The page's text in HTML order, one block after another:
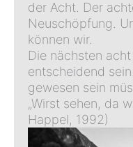
der Acht. Der
Neuschöpfung.
können wir.
Die nächsten
entscheidend
gewesen sein
„Wirst sehen, da
Happel, 1992)